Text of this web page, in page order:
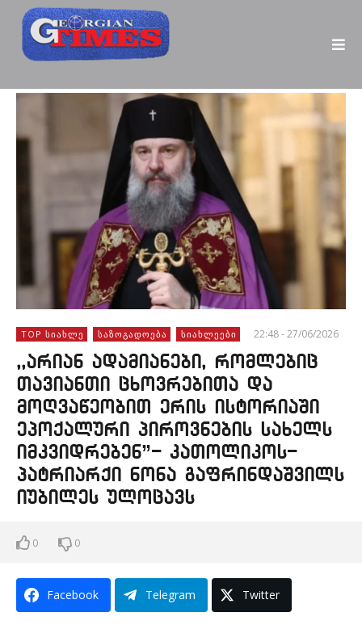
TOP ᲡᲘᲐᲮᲚᲔ ᲡᲐᲖᲝᲒᲐᲓᲝᲔᲑᲐ ᲡᲘᲐᲮᲚᲔᲔᲑᲘ 22:48 - 27/06/2026
,,არიან ადამიანები, რომლებიც
თავიანთი ცხოვრებითა და
მოღვაწეობით ერის ისტორიაში
ეპოქალური პიროვნების სახელს
იმკვიდრებენ”- კათოლიკოს-
პატრიარქი ნონა გაფრინდაშვილს
იუბილეს ულოცავს
0 0
Facebook Telegram Twitter